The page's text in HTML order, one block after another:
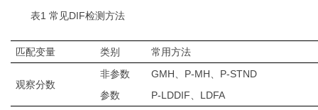
表1 常见DIF检测方法
匹配变量 类别 常用方法
观察分数
非参数
GMH、P-MH、P-STND
参数
P-LDDIF、LDFA